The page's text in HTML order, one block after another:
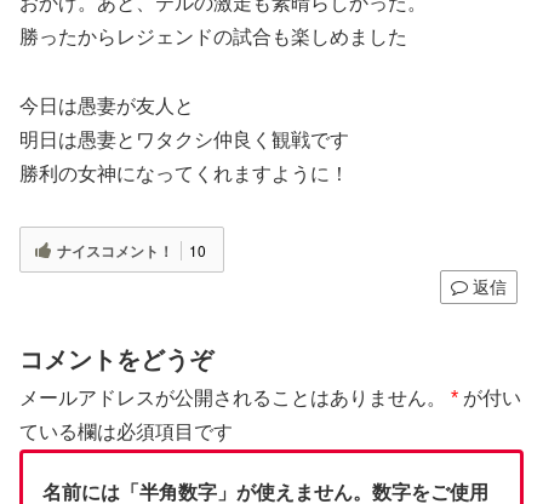
勝ったからレジェンドの試合も楽しめました
今日は愚妻が友人と
明日は愚妻とワタクシ仲良く観戦です
勝利の女神になってくれますように！
ナイスコメント！ 10
返信
コメントをどうぞ
メールアドレスが公開されることはありません。 * が付い
ている欄は必須項目です
名前には「半角数字」が使えません。数字をご使用